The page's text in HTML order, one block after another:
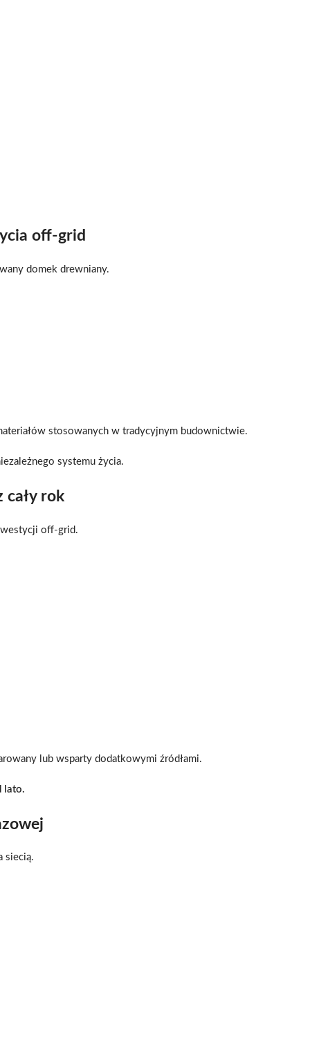
off-grid
domek drewniany.
stosowanych w tradycyjnym budownictwie.
systemu życia.
cały rok
off-grid.
lub wsparty dodatkowymi źródłami.
lato.
siecią.